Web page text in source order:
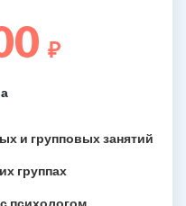
₽
и групповых занятий
группах
психологом